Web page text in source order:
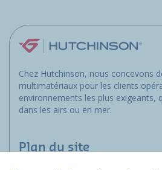
Chez Hutchinson, nous concevons
multimatériaux pour les clients
environnements les plus exigeants,
dans les airs ou en mer.
Plan du site